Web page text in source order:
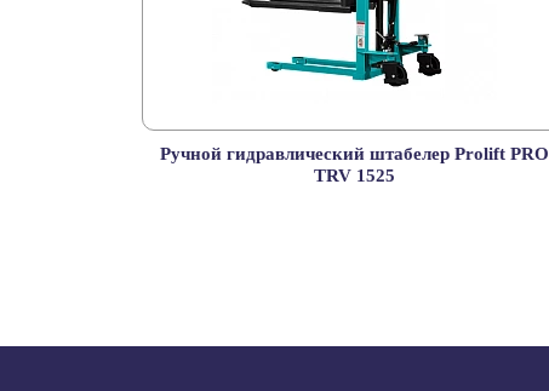
Ручной гидравлический штабелер Prolift PRO
TRV 1525